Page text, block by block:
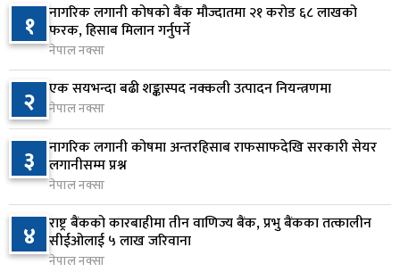
६
आज बस्ने भनिएको राष्ट्रिय सभाको बैठक बुधबारका लागि
सर्‍यो
१४ घण्टा अघि
७
वीरगञ्जमा ट्यांकरको सिल खोलेर तेल निकाल्ने सात जना
रंगेहात पक्राउ
१४ घण्टा अघि
८
जन्मसिद्ध नागरिकता कडा बनाउने ट्रम्पको नयाँ प्रयास, दुई
कार्यकारी आदेश जारी
१४ घण्टा अघि
१ नागरिक लगानी कोषको बैंक मौज्दातमा २१ करोड ६८ लाखको
फरक, हिसाब मिलान गर्नुपर्ने
नेपाल नक्सा
२ एक सयभन्दा बढी शङ्कास्पद नक्कली उत्पादन नियन्त्रणमा
नेपाल नक्सा
३ नागरिक लगानी कोषमा अन्तरहिसाब राफसाफदेखि सरकारी सेयर
लगानीसम्म प्रश्न
नेपाल नक्सा
४ राष्ट्र बैंकको कारबाहीमा तीन वाणिज्य बैंक, प्रभु बैंकका तत्कालीन
सीईओलाई ५ लाख जरिवाना
नेपाल नक्सा